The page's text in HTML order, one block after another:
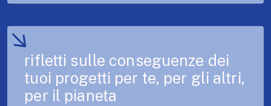
rifletti sulle conseguenze dei
tuoi progetti per te, per gli altri,
per il pianeta